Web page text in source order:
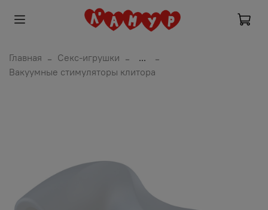
Главная Секс-игрушки
...
Вакуумные стимуляторы клитора